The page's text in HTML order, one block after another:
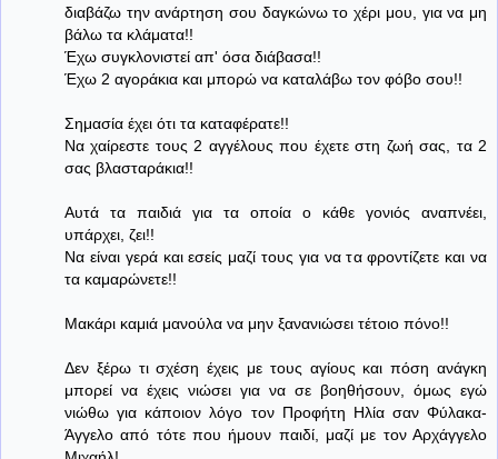
διαβάζω την ανάρτηση σου δαγκώνω το χέρι μου, για να μη
βάλω τα κλάματα!!
Έχω συγκλονιστεί απ' όσα διάβασα!!
Έχω 2 αγοράκια και μπορώ να καταλάβω τον φόβο σου!!
Σημασία έχει ότι τα καταφέρατε!!
Να χαίρεστε τους 2 αγγέλους που έχετε στη ζωή σας, τα 2
σας βλασταράκια!!
Αυτά τα παιδιά για τα οποία ο κάθε γονιός αναπνέει,
υπάρχει, ζει!!
Να είναι γερά και εσείς μαζί τους για να τα φροντίζετε και να
τα καμαρώνετε!!
Μακάρι καμιά μανούλα να μην ξανανιώσει τέτοιο πόνο!!
Δεν ξέρω τι σχέση έχεις με τους αγίους και πόση ανάγκη
μπορεί να έχεις νιώσει για να σε βοηθήσουν, όμως εγώ
νιώθω για κάποιον λόγο τον Προφήτη Ηλία σαν Φύλακα-
Άγγελο από τότε που ήμουν παιδί, μαζί με τον Αρχάγγελο